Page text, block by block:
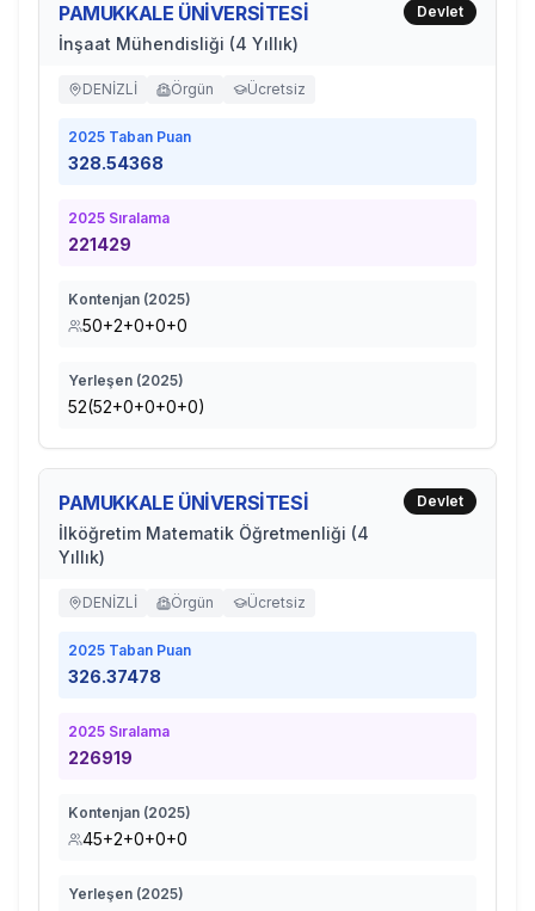
PAMUKKALE ÜNİVERSİTESİ
İnşaat Mühendisliği (4 Yıllık)
Devlet
DENİZLİ Örgün Ücretsiz
2025 Taban Puan
328.54368
2025 Sıralama
221429
Kontenjan (2025)
50+2+0+0+0
Yerleşen (2025)
52(52+0+0+0+0)
PAMUKKALE ÜNİVERSİTESİ
İlköğretim Matematik Öğretmenliği (4
Yıllık)
Devlet
DENİZLİ Örgün Ücretsiz
2025 Taban Puan
326.37478
2025 Sıralama
226919
Kontenjan (2025)
45+2+0+0+0
Yerleşen (2025)